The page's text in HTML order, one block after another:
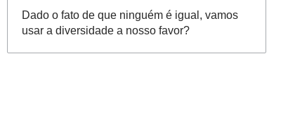
Dado o fato de que ninguém é igual, vamos
usar a diversidade a nosso favor?